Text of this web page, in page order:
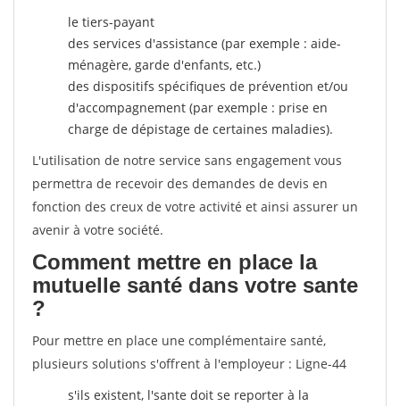
le tiers-payant
des services d'assistance (par exemple : aide-
ménagère, garde d'enfants, etc.)
des dispositifs spécifiques de prévention et/ou
d'accompagnement (par exemple : prise en
charge de dépistage de certaines maladies).
L'utilisation de notre service sans engagement vous
permettra de recevoir des demandes de devis en
fonction des creux de votre activité et ainsi assurer un
avenir à votre société.
Comment mettre en place la
mutuelle santé dans votre sante
?
Pour mettre en place une complémentaire santé,
plusieurs solutions s'offrent à l'employeur : Ligne-44
s'ils existent, l'sante doit se reporter à la